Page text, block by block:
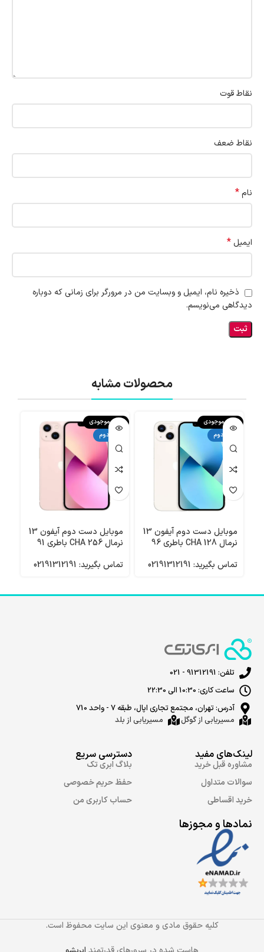
نقاط قوت
نقاط ضعف
نام*
ایمیل *
ذخیره نام، ایمیل و وبسایت من در مرورگر برای زمانی که دوباره
دیدگاهی می‌نویسم.
محصولات مشابه
اتمام موجودی
دست دوم
موبایل دست دوم آیفون 13
نرمال 128 CHA باطری 96
تماس بگیرید: 02191312191
اتمام موجودی
دست دوم
موبایل دست دوم آیفون 13
نرمال 256 CHA باطری 91
تماس بگیرید: 02191312191
تلفن: 91312191 - 021
ساعت کاری: 10:30 الی 22:30
آدرس: تهران، مجتمع تجاری اپال، طبقه 7 - واحد 710
مسیریابی از گوگل
مسیریابی از بلد
لینک‌های مفید
مشاوره قبل خرید
سوالات متداول
خرید اقساطی
دسترسی سریع
بلاگ ابری تک
حفظ حریم خصوصی
حساب کاربری من
نمادها و مجوزها
کلیه حقوق مادی و معنوی این سایت محفوظ است.